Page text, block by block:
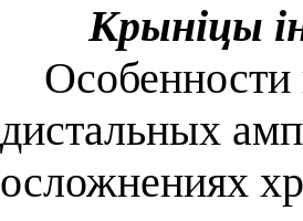
Крыніцы
Особенности
дистальных
осложнениях